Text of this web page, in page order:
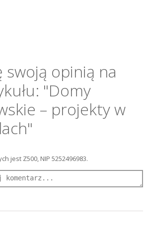
swoją opinią na
"Domy
– projekty w
jest Z500, NIP 5252496983.